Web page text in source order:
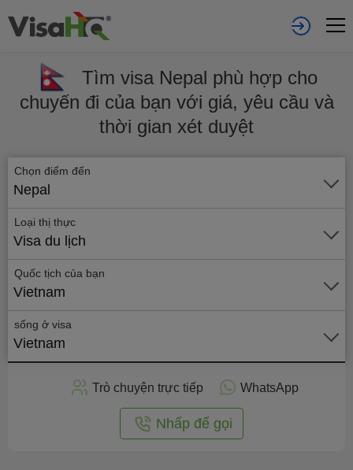
Tìm visa Nepal phù hợp cho
chuyến đi của bạn với giá, yêu cầu và
thời gian xét duyệt
Chọn điểm đến
Nepal
Loại thị thực
Visa du lịch
Quốc tịch của bạn
Vietnam
sống ở visa
Vietnam
Gửi
hồ
Trò chuyện trực tiếp WhatsApp
Nhấp để gọi